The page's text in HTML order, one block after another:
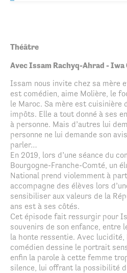
Théâtre
Avec Issam Rachyq-Ahrad - Iwa
Issam nous invite chez sa mère
est comédien, aime Molière, le
le Maroc. Sa mère est cuisinière
impôts. Elle a tout donné à ses
à personne. Mais d’autres lui
personne ne lui demande son
parler…
En 2019, lors d’une séance du
Bourgogne-Franche-Comté, un
National prend violemment à
accompagne des élèves lors
sensibiliser aux valeurs de la
ans est à ses côtés.
Cet épisode fait ressurgir pour
souvenirs de son enfance, entre
la honte ressentie. Avec
comédien dessine le portrait
enfin la parole à cette femme
silence, lui offrant la possibilité